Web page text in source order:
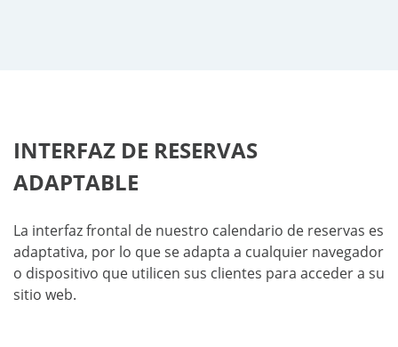
INTERFAZ DE RESERVAS
ADAPTABLE
La interfaz frontal de nuestro calendario de reservas es
adaptativa, por lo que se adapta a cualquier navegador
o dispositivo que utilicen sus clientes para acceder a su
sitio web.